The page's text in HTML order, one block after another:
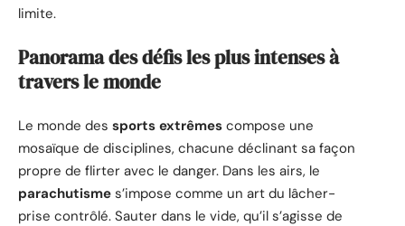
limite.
Panorama des défis les plus intenses à
travers le monde
Le monde des sports extrêmes compose une
mosaïque de disciplines, chacune déclinant sa façon
propre de flirter avec le danger. Dans les airs, le
parachutisme s’impose comme un art du lâcher-
prise contrôlé. Sauter dans le vide, qu’il s’agisse de